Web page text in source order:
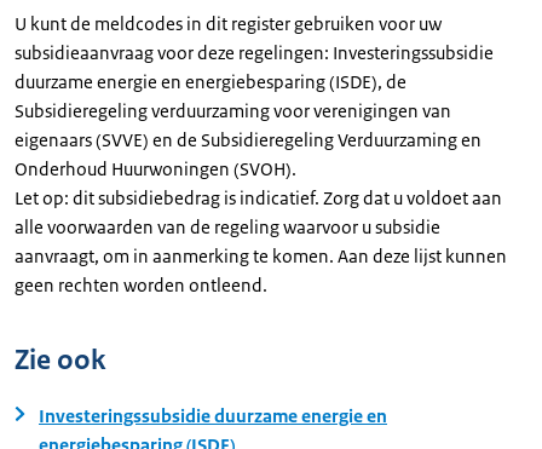
U kunt de meldcodes in dit register gebruiken voor uw
subsidieaanvraag voor deze regelingen: Investeringssubsidie
duurzame energie en energiebesparing (ISDE), de
Subsidieregeling verduurzaming voor verenigingen van
eigenaars (SVVE) en de Subsidieregeling Verduurzaming en
Onderhoud Huurwoningen (SVOH).
Let op: dit subsidiebedrag is indicatief. Zorg dat u voldoet aan
alle voorwaarden van de regeling waarvoor u subsidie
aanvraagt, om in aanmerking te komen. Aan deze lijst kunnen
geen rechten worden ontleend.
Zie ook
Investeringssubsidie duurzame energie en